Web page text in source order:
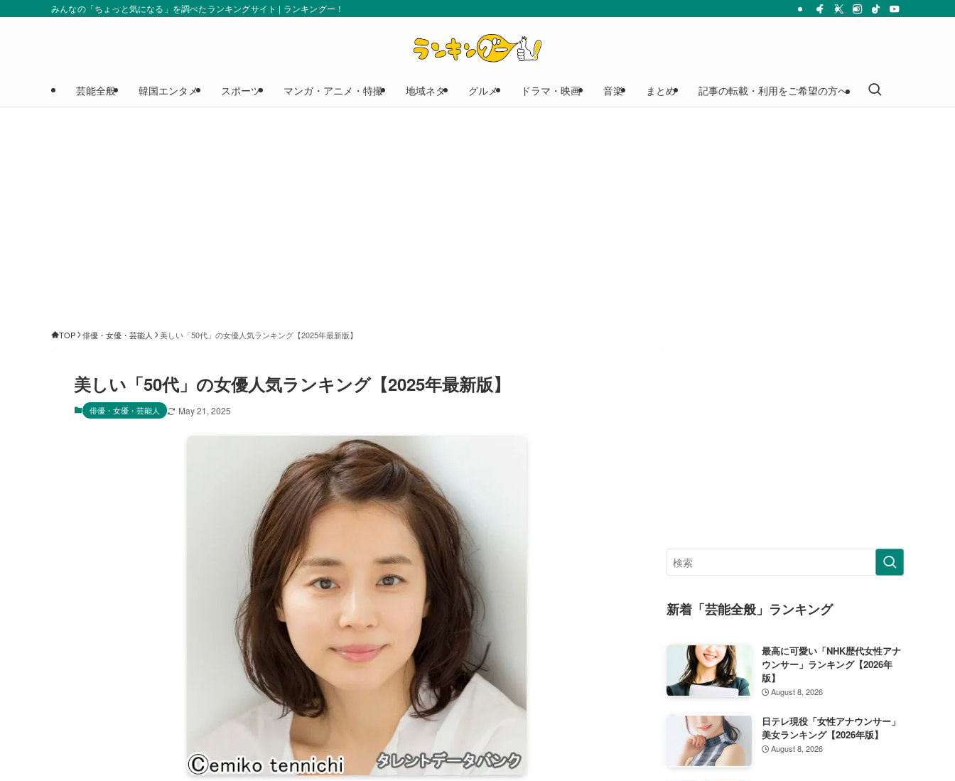
みんなの「ちょっと気になる」を調べたランキングサイト | ランキングー！
芸能全般 韓国エンタメ スポーツ マンガ・アニメ・特撮 地域ネタ グルメ ドラマ・映画 音楽 まとめ 記事の転載・利用をご希望の方へ
TOP 俳優・女優・芸能人 美しい「50代」の女優人気ランキング【2025年最新版】
美しい「50代」の女優人気ランキング【2025年最新版】
俳優・女優・芸能人 May 21, 2025
新着「芸能全般」ランキング
最高に可愛い「NHK歴代女性アナ
ウンサー」ランキング【2026年
版】
August 8, 2026
日テレ現役「女性アナウンサー」
美女ランキング【2026年版】
August 8, 2026